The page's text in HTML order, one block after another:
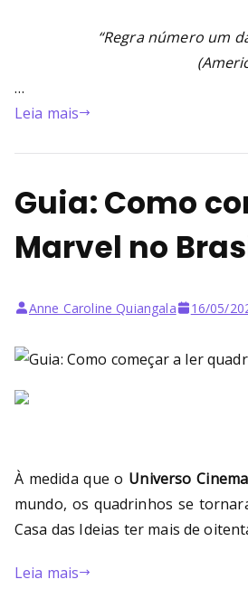
“Regra número um
…
Leia mais
Guia: Como
Marvel no
Anne Caroline Quiangala 16/05/
À medida que o Universo
mundo, os quadrinhos se
Casa das Ideias ter mais de
Leia mais